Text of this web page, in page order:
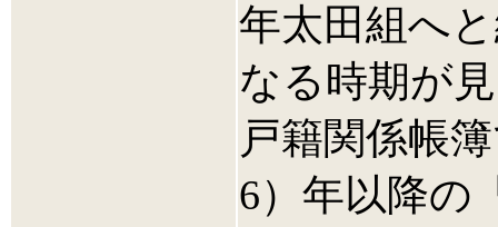
年太田組へ
なる時期が
戸籍関係帳
6）年以降の